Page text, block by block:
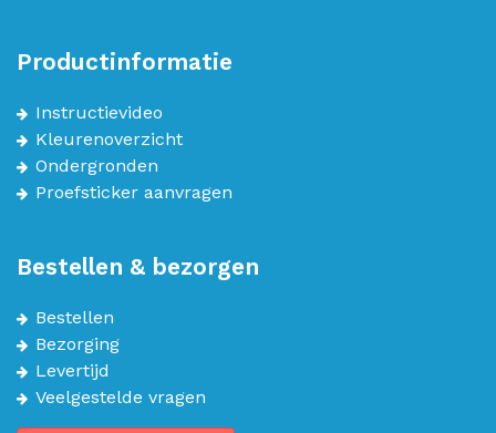
Productinformatie
Instructievideo
Kleurenoverzicht
Ondergronden
Proefsticker aanvragen
Bestellen & bezorgen
Bestellen
Bezorging
Levertijd
Veelgestelde vragen